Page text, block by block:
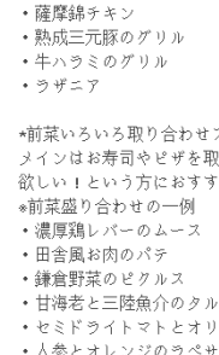
・薩摩錦チキン
・熟成三元豚のグリル
・牛ハラミのグリル
・ラザニア
★前菜いろいろ取り合わ
メインはお寿司やピザを
欲しい！という方におすす
※前菜盛り合わせの一例
・濃厚鶏レバーのムース
・田舎風お肉のパテ
・鎌倉野菜のピクルス
・甘海老と三陸魚介のタ
・セミドライトマトとオ
・人参とオレンジのラぺ